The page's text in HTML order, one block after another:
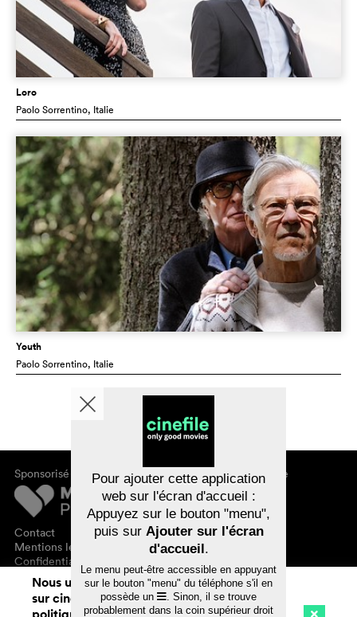
Loro
Paolo Sorrentino, Italie
Youth
Paolo Sorrentino, Italie
Sponsorisé par
Contact
Mentions légales
Confidentialité des données
À propos de cinefile
S'inscrire/s'abonner
Newsletter
FAQ
Bons-cadeaux
Nous utilisons des cookies. En naviguant
sur cinefile.ch, vous acceptez notre
Pour ajouter cette application
web sur l'écran d'accueil :
Appuyez sur le bouton "menu",
puis sur Ajouter sur l'écran
d'accueil.
Le menu peut-être accessible en appuyant
sur le bouton "menu" du téléphone s'il en
possède un
. Sinon, il se trouve
probablement dans la coin supérieur droit